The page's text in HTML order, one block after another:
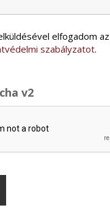
elfogadom az
szabályzatot.
v2